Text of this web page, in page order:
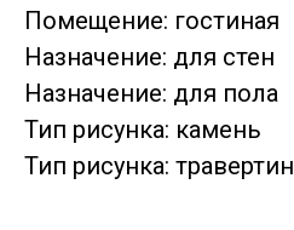
Помещение: гостиная
Назначение: для стен
Назначение: для пола
Тип рисунка: камень
Тип рисунка: травертин